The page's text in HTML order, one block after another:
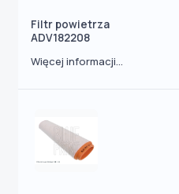
Filtr powietrza
ADV182208
Więcej informacji...